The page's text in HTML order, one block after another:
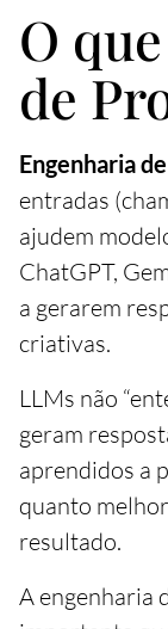
O
de
Engenharia
entradas
ajudem
ChatGPT,
a gerarem
criativas.
LLMs não
geram
aprendidos a
quanto
resultado.
A engenharia